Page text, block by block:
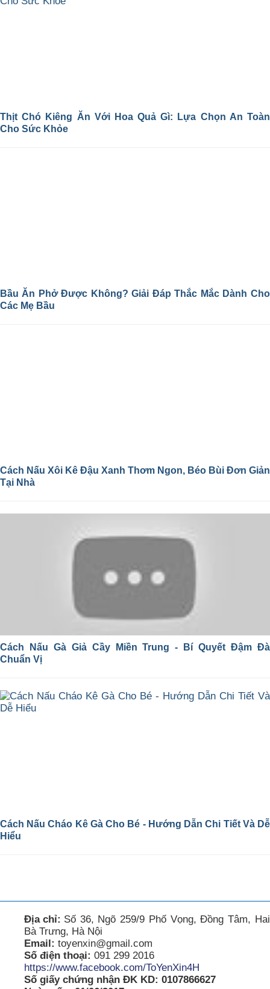
Thịt Chó Kiêng Ăn Với Hoa Quả Gì: Lựa Chọn An Toàn
Cho Sức Khỏe
Bầu Ăn Phở Được Không? Giải Đáp Thắc Mắc Dành Cho
Các Mẹ Bầu
Cách Nấu Xôi Kê Đậu Xanh Thơm Ngon, Béo Bùi Đơn Giản
Tại Nhà
Cách Nấu Gà Giả Cầy Miền Trung - Bí Quyết Đậm Đà
Chuẩn Vị
Cách Nấu Cháo Kê Gà Cho Bé - Hướng Dẫn Chi Tiết Và Dễ
Hiểu
Địa chỉ: Số 36, Ngõ 259/9 Phố Vọng, Đồng Tâm, Hai
Bà Trưng, Hà Nội
Email: toyenxin@gmail.com
Số điện thoại: 091 299 2016
https://www.facebook.com/ToYenXin4H
Số giấy chứng nhận ĐK KD: 0107866627